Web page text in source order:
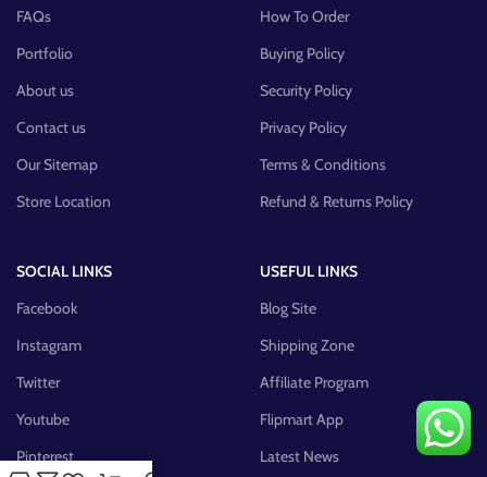
FAQs
Portfolio
About us
Contact us
Our Sitemap
Store Location
How To Order
Buying Policy
Security Policy
Privacy Policy
Terms & Conditions
Refund & Returns Policy
SOCIAL LINKS
Facebook
Instagram
Twitter
Youtube
Pinterest
USEFUL LINKS
Blog Site
Shipping Zone
Affiliate Program
Flipmart App
Latest News